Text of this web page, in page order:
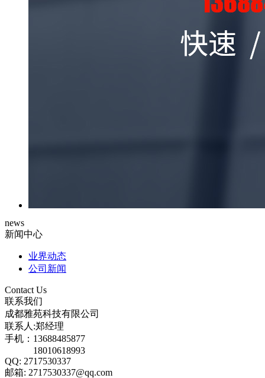
news
新闻中心
业界动态
公司新闻
Contact Us
联系我们
成都雅苑科技有限公司
联系人:郑经理
手机：13688485877
18010618993
QQ: 2717530337
邮箱: 2717530337@qq.com